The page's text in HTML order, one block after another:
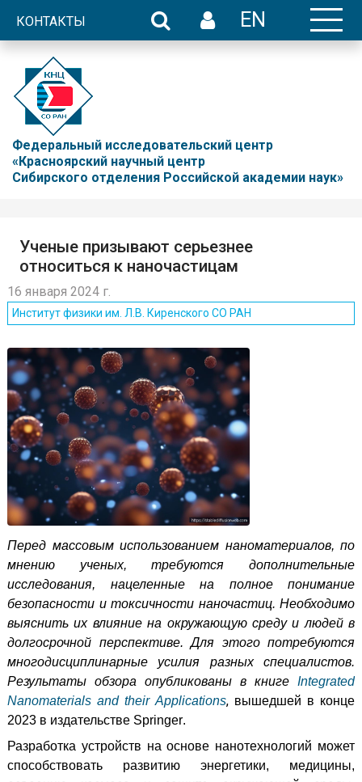
КОНТАКТЫ EN
Федеральный исследовательский центр
«Красноярский научный центр
Сибирского отделения Российской академии наук»
Ученые призывают серьезнее
относиться к наночастицам
16 января 2024 г.
Институт физики им. Л.В. Киренского СО РАН
Перед массовым использованием наноматериалов, по
мнению ученых, требуются дополнительные
исследования, нацеленные на полное понимание
безопасности и токсичности наночастиц. Необходимо
выяснить их влияние на окружающую среду и людей в
долгосрочной перспективе. Для этого потребуются
многодисциплинарные усилия разных специалистов.
Результаты обзора опубликованы в книге Integrated
Nanomaterials and their Applications, вышедшей в конце
2023 в издательстве Springer.
Разработка устройств на основе нанотехнологий может
способствовать развитию энергетики, медицины,